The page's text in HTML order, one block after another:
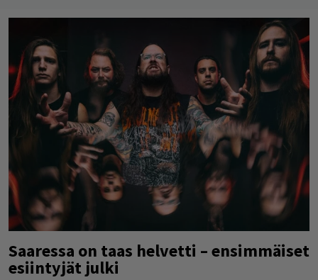
Saaressa on taas helvetti – ensimmäiset
esiintyjät julki